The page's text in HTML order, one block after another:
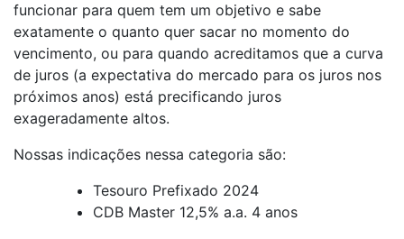
funcionar para quem tem um objetivo e sabe
exatamente o quanto quer sacar no momento do
vencimento, ou para quando acreditamos que a curva
de juros (a expectativa do mercado para os juros nos
próximos anos) está precificando juros
exageradamente altos.
Nossas indicações nessa categoria são:
Tesouro Prefixado 2024
CDB Master 12,5% a.a. 4 anos